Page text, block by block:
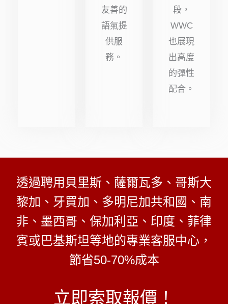
友善的
語氣提
供服
務。
段，
WWC
也展現
出高度
的彈性
配合。
透過聘用貝里斯、薩爾瓦多、哥斯大
黎加、牙買加、多明尼加共和國、南
非、墨西哥、保加利亞、印度、菲律
賓或巴基斯坦等地的專業客服中心，
節省50-70%成本
立即索取報價！